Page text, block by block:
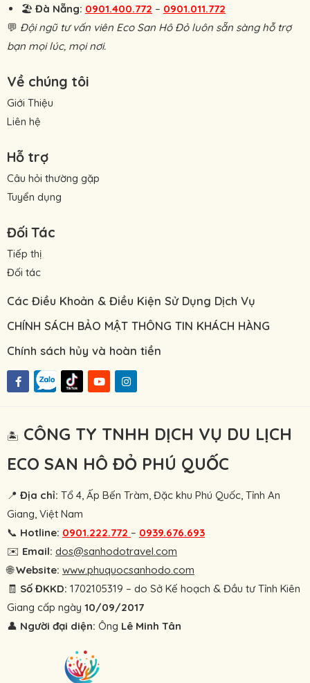
🏖 Đà Nẵng: 0901.400.772 – 0901.011.772
💬 Đội ngũ tư vấn viên Eco San Hô Đỏ luôn sẵn sàng hỗ trợ
bạn mọi lúc, mọi nơi.
Về chúng tôi
Giới Thiệu
Liên hệ
Hỗ trợ
Câu hỏi thường gặp
Tuyển dụng
Đối Tác
Tiếp thị
Đối tác
Các Điều Khoản & Điều Kiện Sử Dụng Dịch Vụ
CHÍNH SÁCH BẢO MẬT THÔNG TIN KHÁCH HÀNG
Chính sách hủy và hoàn tiền
🏝 CÔNG TY TNHH DỊCH VỤ DU LỊCH
ECO SAN HÔ ĐỎ PHÚ QUỐC
📍 Địa chỉ: Tổ 4, Ấp Bến Tràm, Đặc khu Phú Quốc, Tỉnh An
Giang, Việt Nam
📞 Hotline: 0901.222.772 – 0939.676.693
✉️ Email: dos@sanhodotravel.com
🌐Website: www.phuquocsanhodo.com
🧾 Số ĐKKD: 1702105319 – do Sở Kế hoạch & Đầu tư Tỉnh Kiên
Giang cấp ngày 10/09/2017
👤 Người đại diện: Ông Lê Minh Tân